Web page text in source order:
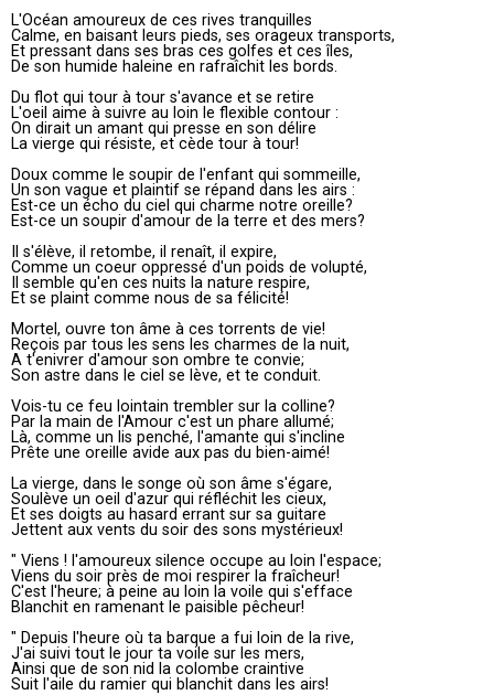
L'Océan amoureux de ces rives tranquilles
Calme, en baisant leurs pieds, ses orageux transports,
Et pressant dans ses bras ces golfes et ces îles,
De son humide haleine en rafraîchit les bords.
Du flot qui tour à tour s'avance et se retire
L'oeil aime à suivre au loin le flexible contour :
On dirait un amant qui presse en son délire
La vierge qui résiste, et cède tour à tour!
Doux comme le soupir de l'enfant qui sommeille,
Un son vague et plaintif se répand dans les airs :
Est-ce un écho du ciel qui charme notre oreille?
Est-ce un soupir d'amour de la terre et des mers?
Il s'élève, il retombe, il renaît, il expire,
Comme un coeur oppressé d'un poids de volupté,
Il semble qu'en ces nuits la nature respire,
Et se plaint comme nous de sa félicité!
Mortel, ouvre ton âme à ces torrents de vie!
Reçois par tous les sens les charmes de la nuit,
A t'enivrer d'amour son ombre te convie;
Son astre dans le ciel se lève, et te conduit.
Vois-tu ce feu lointain trembler sur la colline?
Par la main de l'Amour c'est un phare allumé;
Là, comme un lis penché, l'amante qui s'incline
Prête une oreille avide aux pas du bien-aimé!
La vierge, dans le songe où son âme s'égare,
Soulève un oeil d'azur qui réfléchit les cieux,
Et ses doigts au hasard errant sur sa guitare
Jettent aux vents du soir des sons mystérieux!
" Viens ! l'amoureux silence occupe au loin l'espace;
Viens du soir près de moi respirer la fraîcheur!
C'est l'heure; à peine au loin la voile qui s'efface
Blanchit en ramenant le paisible pêcheur!
" Depuis l'heure où ta barque a fui loin de la rive,
J'ai suivi tout le jour ta voile sur les mers,
Ainsi que de son nid la colombe craintive
Suit l'aile du ramier qui blanchit dans les airs!